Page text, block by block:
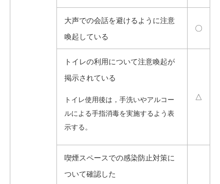
大声での会話を避けるように注意
喚起している
〇
トイレの利用について注意喚起が
掲示されている
トイレ使用後は，手洗いやアルコー
ルによる手指消毒を実施するよう表
示する。
△
喫煙スペースでの感染防止対策に
ついて確認した